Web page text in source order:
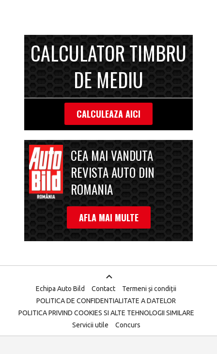
CALCULATOR TIMBRU
DE MEDIU
CALCULEAZA AICI
CEA MAI VANDUTA
REVISTA AUTO DIN
ROMANIA
AFLA MAI MULTE
Echipa Auto Bild Contact
Termeni și condiții
POLITICA DE CONFIDENTIALITATE A DATELOR
POLITICA PRIVIND COOKIES SI ALTE TEHNOLOGII SIMILARE
Servicii utile
Concurs